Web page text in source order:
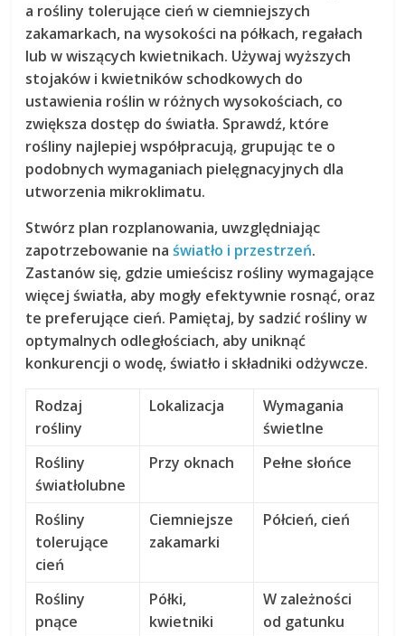
a rośliny tolerujące cień w ciemniejszych
zakamarkach, na wysokości na półkach, regałach
lub w wiszących kwietnikach. Używaj wyższych
stojaków i kwietników schodkowych do
ustawienia roślin w różnych wysokościach, co
zwiększa dostęp do światła. Sprawdź, które
rośliny najlepiej współpracują, grupując te o
podobnych wymaganiach pielęgnacyjnych dla
utworzenia mikroklimatu.
Stwórz plan rozplanowania, uwzględniając
zapotrzebowanie naświatło i przestrzeń.
Zastanów się, gdzie umieścisz rośliny wymagające
więcej światła, aby mogły efektywnie rosnąć, oraz
te preferujące cień. Pamiętaj, by sadzić rośliny w
optymalnych odległościach, aby uniknąć
konkurencji o wodę, światło i składniki odżywcze.
Rodzaj
rośliny
Lokalizacja
Wymagania
świetlne
Rośliny
światłolubne
Przy oknach Pełne słońce
Rośliny
tolerujące
cień
Ciemniejsze
zakamarki
Półcień, cień
Rośliny
pnące
Półki,
kwietniki
W zależności
od gatunku